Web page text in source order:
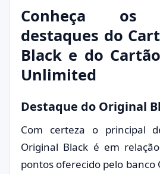
Conheça os
destaques do
Black e do
Unlimited
Destaque do Original
Com certeza o principal
Original Black é em
pontos oferecido pelo banco